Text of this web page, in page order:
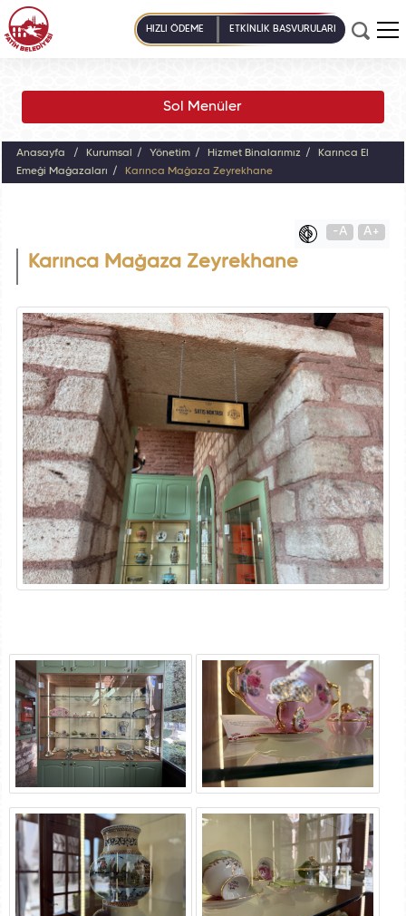
HIZLI ÖDEME ETKİNLİK BAŞVURULARI
Sol Menüler
Anasayfa Kurumsal Yönetim Hizmet Binalarımız
Karınca El
Emeği Mağazaları
Karınca Mağaza Zeyrekhane
-A A+
Karınca Mağaza Zeyrekhane